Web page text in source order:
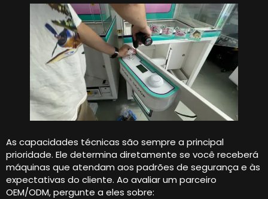
As capacidades técnicas são sempre a principal
prioridade. Ele determina diretamente se você receberá
máquinas que atendam aos padrões de segurança e às
expectativas do cliente. Ao avaliar um parceiro
OEM/ODM, pergunte a eles sobre: